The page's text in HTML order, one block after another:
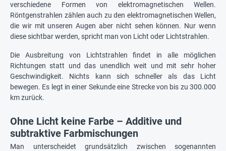
verschiedene Formen von elektromagnetischen Wellen.
Röntgenstrahlen zählen auch zu den elektromagnetischen Wellen,
die wir mit unseren Augen aber nicht sehen können. Nur wenn
diese sichtbar werden, spricht man von Licht oder Lichtstrahlen.
Die Ausbreitung von Lichtstrahlen findet in alle möglichen
Richtungen statt und das unendlich weit und mit sehr hoher
Geschwindigkeit. Nichts kann sich schneller als das Licht
bewegen. Es legt in einer Sekunde eine Strecke von bis zu 300.000
km zurück.
Ohne Licht keine Farbe – Additive und
subtraktive Farbmischungen
Man unterscheidet grundsätzlich zwischen sogenannten